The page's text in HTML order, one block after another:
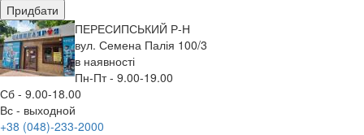
Придбати
ПЕРЕСИПСЬКИЙ Р-Н
вул. Семена Палія 100/3
в наявності
Пн-Пт - 9.00-19.00
Сб - 9.00-18.00
Вс - выходной
+38 (048)-233-2000